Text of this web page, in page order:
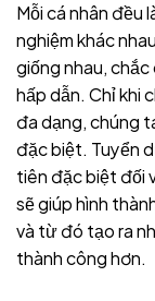
Mỗi cá nhân đều
nghiệm khác
giống nhau,
hấp dẫn. Chỉ khi
đa dạng, chúng
đặc biệt. Tuyển
tiên đặc biệt đối
sẽ giúp hình
và từ đó tạo ra
thành công hơn.